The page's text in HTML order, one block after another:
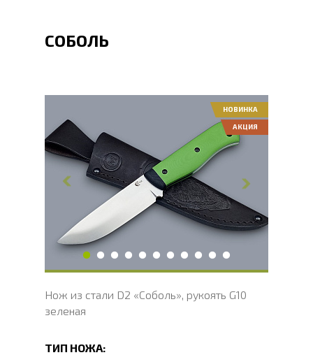
СОБОЛЬ
Общая длина, мм
Длина клинка, мм
Ширина клинка, мм
Толщина обуха, мм
3.5
Длина рукояти, мм
Твердость клинка, HRC
60 - 63 HRC
Вес, г
205
НОВИНКА
АКЦИЯ
Нож из стали D2 «Соболь», рукоять G10
зеленая
ТИП НОЖА: